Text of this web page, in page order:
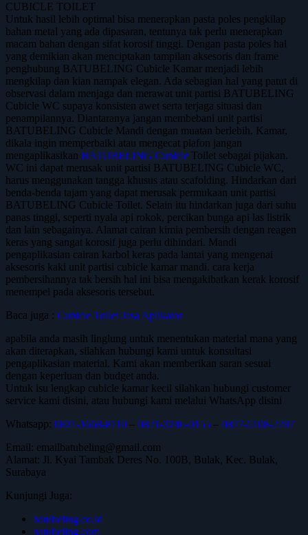
CUBICLE TOILET
Untuk hasil lebih optimal bisa menerapkan pasta poles pengkilap
bahan metal yang ada dipasaran, tentunya tak perlu menerapkan
macam bahan dengan sifat korosif tinggi. Dengan pasta poles hal
yang demikian akan menciptakan tampilan aksesoris dan frame
penghubung BATUBELING Cubicle Kamar menjadi lebih
mengkilap dan kian nampak elegan. Ada sebagian hal yang patut di
observasi dalam menjaga dan merawat unit partisi BATUBELING
Cubicle WC supaya konsisten awet serta terjaga situasi dan
penampilannya. Diantaranya jangan membebani unit partisi
BATUBELING Cubicle Mandi dengan muatan berlebih. Kamar,
dikala ingin memperbaiki atau mengecat plafon jangan
mengaplikasikan BATUBELING Cubicle Toilet sebagai pijakan.
WC ini dapat merusak unit partisi BATUBELING Cubicle WC,
harus menggunakan tangga khusus atau scafolding. Hindarkan dari
benda-benda tajam yang dapat merusak permukaan unit partisi
BATUBELING Cubicle Toilet. Selain itu hindarkan juga dari suhu
panas tinggi, seperti nyala api rokok, percikan bunga api las listrik
dan lain sebagainya. Alamat cairan kimia pembersih dengan reagen
keras yang sangat korosif juga perlu dihindari. Mandi
pengaplikasian cairan karbol keras pada lantai yang mengenai
aksesoris kaki unit partisi cubicle kamar mandi. cara kerja
pembersihannya tak bersih hal ini bisa mengakibatkan kerak korosif
menempel pada aksesoris tersebut.
Baca juga : Cubicle Toilet Jasa Aplikator
apabila anda masih linglung untuk menentukan material mana yang
akan diterapkan, silahkan hubungi kami untuk konsultasi
pengaplikasian material. Kami akan memberikan saran sesuai
dengan keperluan dan budget anda.
Untuk isu lengkap cubicle kamar kecil silahkan hubungi customer
service kami disini, atau hubungi kami melalui WhatsApp disini
Whatsapp: 0821-1668-8110 – 0821-3246-0155 – 0877-5108-2207
Email: emailbatubeling@gmail.com
Alamat: Jl. Kyai Tambak Deres No. 100B, Bulak, Kec. Bulak,
Surabaya
Kunjungi Juga:
batubeling.co.id
batubeling.com